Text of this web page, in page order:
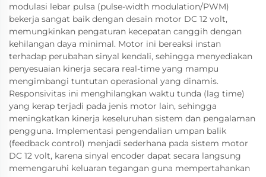
modulasi lebar pulsa (pulse-width modulation/PWM)
bekerja sangat baik dengan desain motor DC 12 volt,
memungkinkan pengaturan kecepatan canggih dengan
kehilangan daya minimal. Motor ini bereaksi instan
terhadap perubahan sinyal kendali, sehingga menyediakan
penyesuaian kinerja secara real-time yang mampu
mengimbangi tuntutan operasional yang dinamis.
Responsivitas ini menghilangkan waktu tunda (lag time)
yang kerap terjadi pada jenis motor lain, sehingga
meningkatkan kinerja keseluruhan sistem dan pengalaman
pengguna. Implementasi pengendalian umpan balik
(feedback control) menjadi sederhana pada sistem motor
DC 12 volt, karena sinyal encoder dapat secara langsung
memengaruhi keluaran tegangan guna mempertahankan